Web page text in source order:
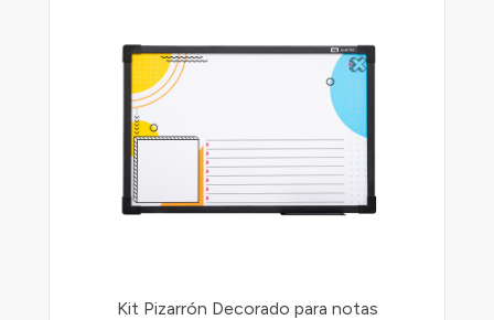
Kit Pizarrón Decorado para notas